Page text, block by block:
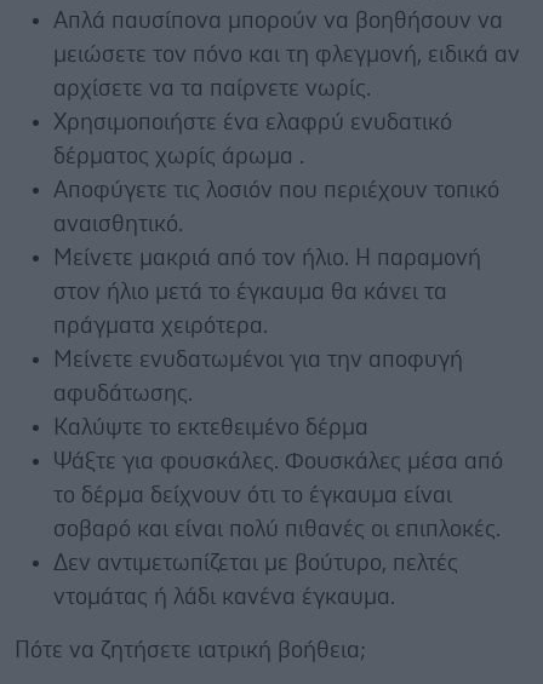
Απλά παυσίπονα μπορούν να βοηθήσουν να
μειώσετε τον πόνο και τη φλεγμονή, ειδικά αν
αρχίσετε να τα παίρνετε νωρίς.
Χρησιμοποιήστε ένα ελαφρύ ενυδατικό
δέρματος χωρίς άρωμα .
Αποφύγετε τις λοσιόν που περιέχουν τοπικό
αναισθητικό.
Μείνετε μακριά από τον ήλιο. Η παραμονή
στον ήλιο μετά το έγκαυμα θα κάνει τα
πράγματα χειρότερα.
Μείνετε ενυδατωμένοι για την αποφυγή
αφυδάτωσης.
Καλύψτε το εκτεθειμένο δέρμα
Ψάξτε για φουσκάλες. Φουσκάλες μέσα από
το δέρμα δείχνουν ότι το έγκαυμα είναι
σοβαρό και είναι πολύ πιθανές οι επιπλοκές.
Δεν αντιμετωπίζεται με βούτυρο, πελτές
ντομάτας ή λάδι κανένα έγκαυμα.
Πότε να ζητήσετε ιατρική βοήθεια;